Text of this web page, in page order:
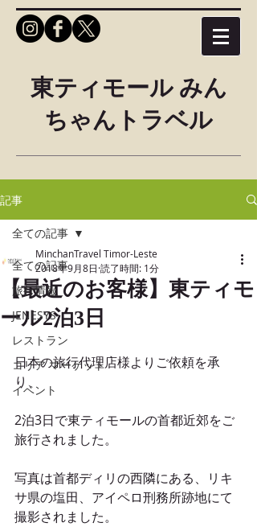
東ティモール みん
ちゃんトラベル
記事
全ての記事
旅行情報
JENESYS
レストラン
コリア マーケット
イベント
全ての記事
【最近のお客様】東ティモ
ール2泊3日
MinchanTravel Timor-Leste
2018年9月8日 読了時間: 1分
日本の旅行代理店様よりご依頼を承
り、
2泊3日で東ティモールの首都近郊をご
旅行されました。
写真は首都ディリの西隣にある、リキ
サ県の塩田、アイペロ刑務所跡地にて
撮影されました。